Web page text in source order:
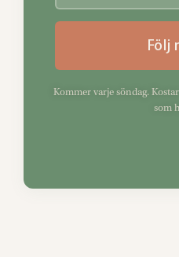
Följ
Kommer varje söndag.
som